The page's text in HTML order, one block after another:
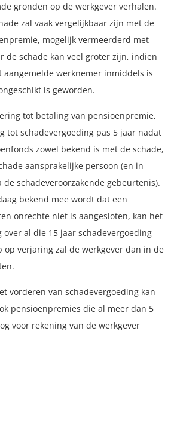
gronden op de werkgever verhalen.
zal vaak vergelijkbaar zijn met de
mogelijk vermeerderd met
de schade kan veel groter zijn, indien
werknemer inmiddels is
is geworden.
tot betaling van pensioenpremie,
tot schadevergoeding pas 5 jaar nadat
zowel bekend is met de schade,
aansprakelijke persoon (en in
de schadeveroorzakende gebeurtenis).
bekend mee wordt dat een
onrechte niet is aangesloten, kan het
al die 15 jaar schadevergoeding
op verjaring zal de werkgever dan in de
vorderen van schadevergoeding kan
pensioenpremies die al meer dan 5
voor rekening van de werkgever